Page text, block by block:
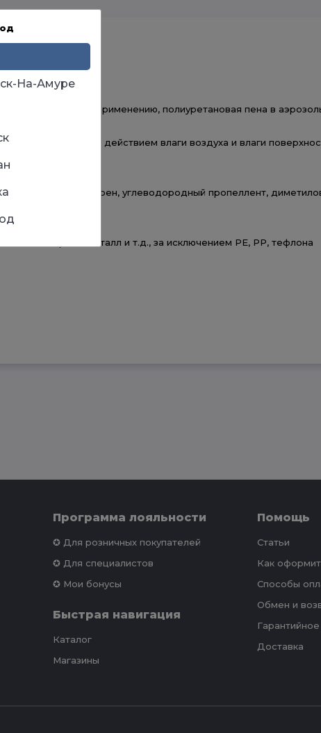
готовая к применению, полиуретановая пена в
под действием влаги воздуха и влаги
антиперен, углеводородный пропеллент,
бетон, кирпич, металл и т.д., за исключением РЕ, РР, тефлона
Программа лояльности
✪ Для розничных покупателей
✪ Для специалистов
✪ Мои бонусы
Быстрая навигация
Каталог
Магазины
Помощь
Статьи
Как
Способы
Обмен и
Доставка
На-Амуре